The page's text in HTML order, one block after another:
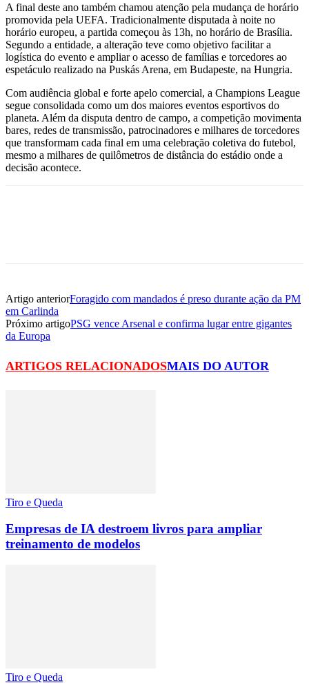
A final deste ano também chamou atenção pela mudança de horário
promovida pela UEFA. Tradicionalmente disputada à noite no
horário europeu, a partida começou às 13h, no horário de Brasília.
Segundo a entidade, a alteração teve como objetivo facilitar a
logística do evento e ampliar o acesso de famílias e torcedores ao
espetáculo realizado na Puskás Arena, em Budapeste, na Hungria.
Com audiência global e forte apelo comercial, a Champions League
segue consolidada como um dos maiores eventos esportivos do
planeta. Além da disputa dentro de campo, a competição movimenta
bares, redes de transmissão, patrocinadores e milhares de torcedores
que transformam cada final em uma celebração coletiva do futebol,
mesmo a milhares de quilômetros de distância do estádio onde a
decisão acontece.
Artigo anteriorForagido com mandados é preso durante ação da PM
em Carlinda
Próximo artigoPSG vence Arsenal e confirma lugar entre gigantes
da Europa
ARTIGOS RELACIONADOSMAIS DO AUTOR
Tiro e Queda
Empresas de IA destroem livros para ampliar
treinamento de modelos
Tiro e Queda